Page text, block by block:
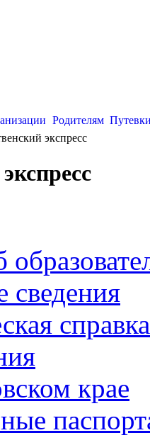
Родителям
экспресс
сведения
справка
крае